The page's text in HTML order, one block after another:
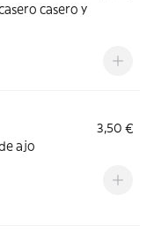
casero y
3,50 €
ajo